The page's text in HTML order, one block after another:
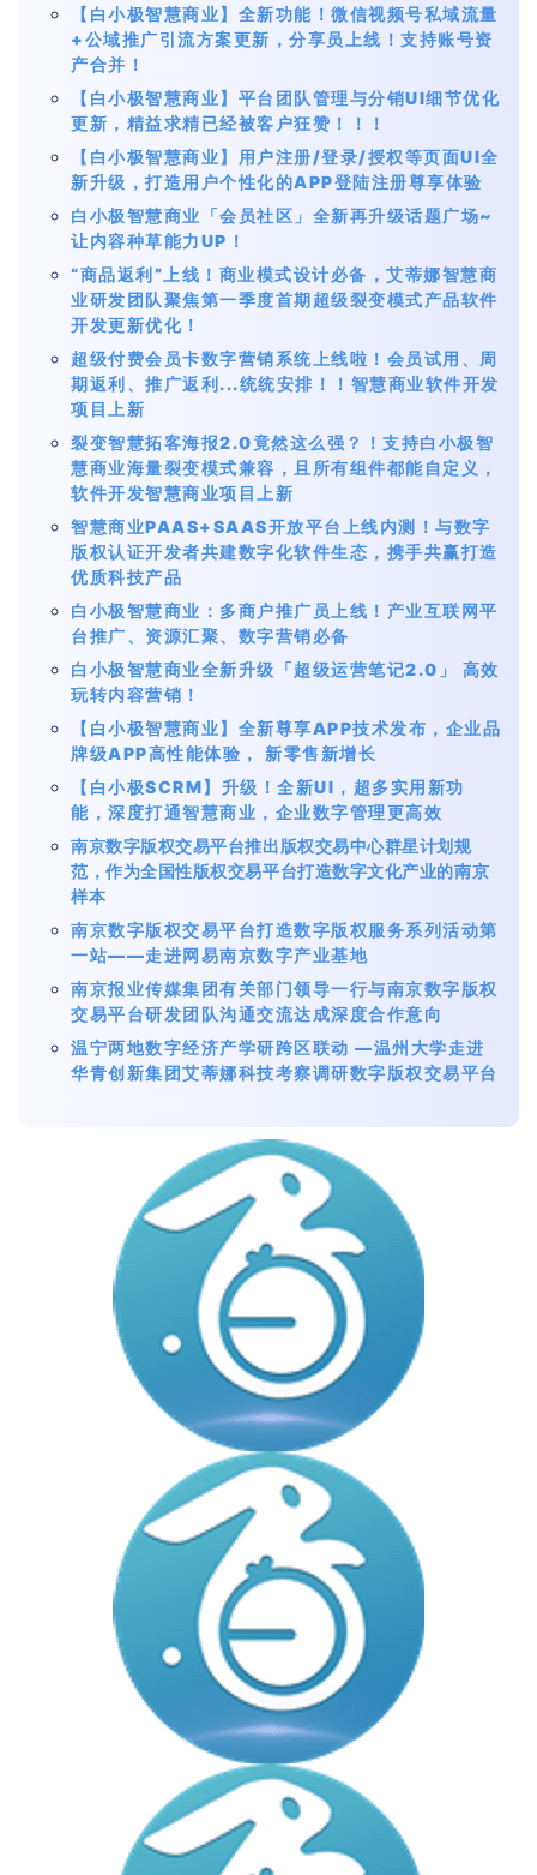
【白小极智慧商业】全新功能！微信视频号私域流量
+公域推广引流方案更新，分享员上线！支持账号资
产合并！
【白小极智慧商业】平台团队管理与分销UI细节优化
更新，精益求精已经被客户狂赞！！！
【白小极智慧商业】用户注册/登录/授权等页面UI全
新升级，打造用户个性化的APP登陆注册尊享体验
白小极智慧商业「会员社区」全新再升级话题广场~
让内容种草能力UP！
“商品返利”上线！商业模式设计必备，艾蒂娜智慧商
业研发团队聚焦第一季度首期超级裂变模式产品软件
开发更新优化！
超级付费会员卡数字营销系统上线啦！会员试用、周
期返利、推广返利...统统安排！！智慧商业软件开发
项目上新
裂变智慧拓客海报2.0竟然这么强？！支持白小极智
慧商业海量裂变模式兼容，且所有组件都能自定义，
软件开发智慧商业项目上新
智慧商业PAAS+SAAS开放平台上线内测！与数字
版权认证开发者共建数字化软件生态，携手共赢打造
优质科技产品
白小极智慧商业：多商户推广员上线！产业互联网平
台推广、资源汇聚、数字营销必备
白小极智慧商业全新升级「超级运营笔记2.0」 高效
玩转内容营销！
【白小极智慧商业】全新尊享APP技术发布，企业品
牌级APP高性能体验， 新零售新增长
【白小极SCRM】升级！全新UI，超多实用新功
能，深度打通智慧商业，企业数字管理更高效
南京数字版权交易平台推出版权交易中心群星计划规
范，作为全国性版权交易平台打造数字文化产业的南京
样本
南京数字版权交易平台打造数字版权服务系列活动第
一站——走进网易南京数字产业基地
南京报业传媒集团有关部门领导一行与南京数字版权
交易平台研发团队沟通交流达成深度合作意向
温宁两地数字经济产学研跨区联动 —温州大学走进
华青创新集团艾蒂娜科技考察调研数字版权交易平台